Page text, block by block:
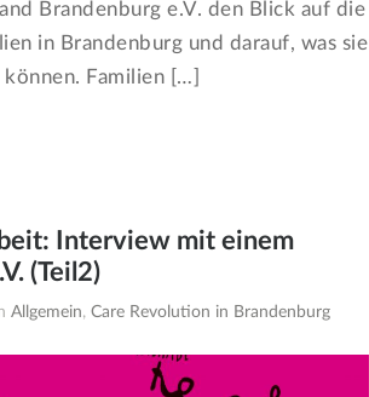
Brandenburg e.V. den Blick auf die
in Brandenburg und darauf, was sie
Familien […]
Interview mit einem
(Teil2)
Allgemein, Care Revolution in Brandenburg